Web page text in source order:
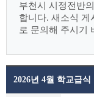
부천시 시정전반
합니다. 새소식 게
로 문의해 주시기
2026년 4월 학교급